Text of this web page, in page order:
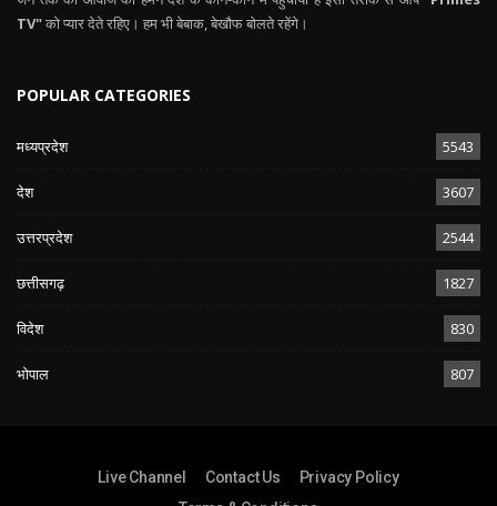
TV"को प्यार देते रहिए। हम भी बेबाक, बेखौफ बोलते रहेंगे।
POPULAR CATEGORIES
मध्यप्रदेश 5543
देश 3607
उत्तरप्रदेश 2544
छत्तीसगढ़ 1827
विदेश 830
भोपाल 807
Live Channel Contact Us
Privacy Policy